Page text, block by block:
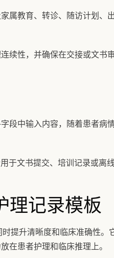
属教育、转诊、随访计划、
续性，并确保在交接或文书
段中输入内容，随着患者病
文书提交、培训记录或离线
理记录模板
提升清晰度和临床准确性。
在患者护理和临床推理上。